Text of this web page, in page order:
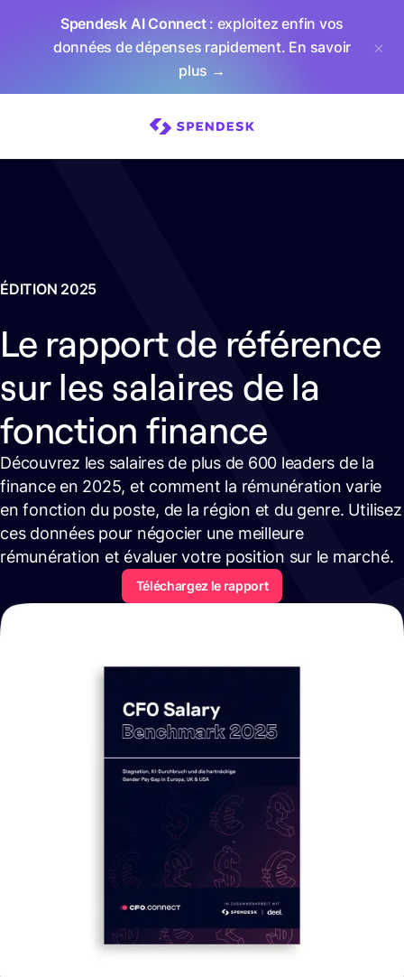
Spendesk AI Connect: exploitez enfin vos
données de dépenses rapidement. En savoir
plus →
ÉDITION 2025
Le rapport de référence
sur les salaires de la
fonction finance
Découvrez les salaires de plus de 600 leaders de la
finance en 2025, et comment la rémunération varie
en fonction du poste, de la région et du genre. Utilisez
ces données pour négocier une meilleure
rémunération et évaluer votre position sur le marché.
Téléchargez le rapport